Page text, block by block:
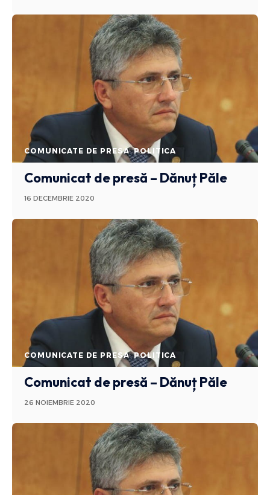
COMUNICATE DE PRESA POLITICA
Comunicat de presă – Dănuț Păle
16 DECEMBRIE 2020
COMUNICATE DE PRESA POLITICA
Comunicat de presă – Dănuț Păle
26 NOIEMBRIE 2020